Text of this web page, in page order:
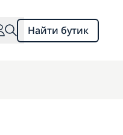
Найти бутик